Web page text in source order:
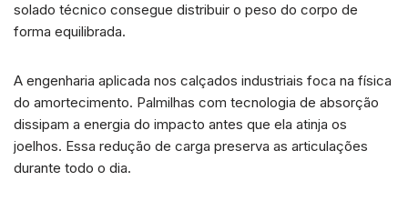
solado técnico consegue distribuir o peso do corpo de
forma equilibrada.
A engenharia aplicada nos calçados industriais foca na física
do amortecimento. Palmilhas com tecnologia de absorção
dissipam a energia do impacto antes que ela atinja os
joelhos. Essa redução de carga preserva as articulações
durante todo o dia.